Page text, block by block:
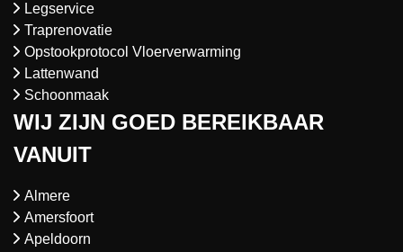
Legservice
Traprenovatie
Opstookprotocol Vloerverwarming
Lattenwand
Schoonmaak
WIJ ZIJN GOED BEREIKBAAR
VANUIT
Almere
Amersfoort
Apeldoorn